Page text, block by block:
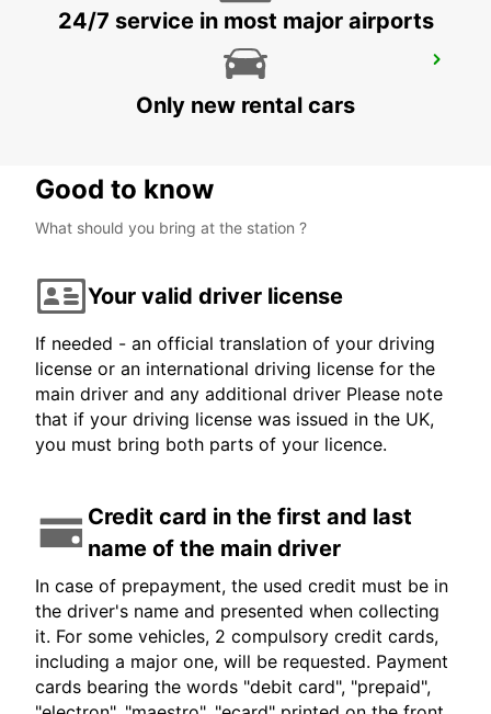
VALENCIENNES GARE MEET AND GREET
24/7 service in most major airports
Only new rental cars
Good to know
What should you bring at the station ?
Your valid driver license
If needed - an official translation of your driving
license or an international driving license for the
main driver and any additional driver Please note
that if your driving license was issued in the UK,
you must bring both parts of your licence.
Credit card in the first and last
name of the main driver
In case of prepayment, the used credit must be in
the driver's name and presented when collecting
it. For some vehicles, 2 compulsory credit cards,
including a major one, will be requested. Payment
cards bearing the words "debit card", "prepaid",